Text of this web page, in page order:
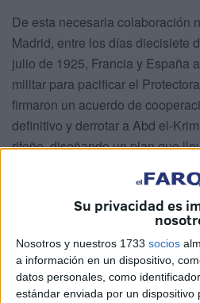
Su privacidad es
Nosotros y nuestros 1733 socios
a información en un dispositivo,
datos personales, como
estándar enviada por un dispositivo
De esta necesaria colaboración
Madrid, entre los días diecisiete
julio de 1925, Francia y España
militar para pacificar el
firmaron un acuerdo de
definitivo y derrotar a Abd el-
rifeño, diseñando un plan que
el desembarco de Alhucemas,
Se organizaría una fuerza de
naval y aéreo en la que
con la misión de situarse sobre
Ejército francés combatiendo